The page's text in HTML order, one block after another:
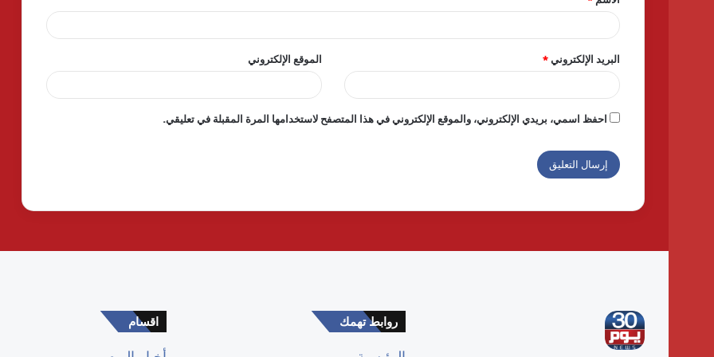
البريد الإلكتروني* الموقع الإلكتروني
احفظ اسمي، بريدي الإلكتروني، والموقع الإلكتروني في هذا المتصفح لاستخدامها المرة المقبلة في تعليقي.
روابط تهمك اقسام